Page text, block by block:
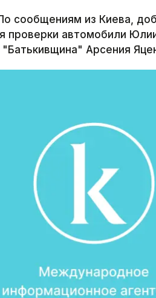
сообщениям из Киева,
проверки автомобили
"Батькивщина" Арсения